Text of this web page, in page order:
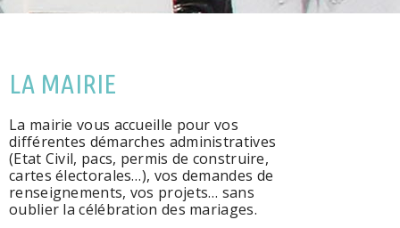
LA MAIRIE
La mairie vous accueille pour vos
différentes démarches administratives
(Etat Civil, pacs, permis de construire,
cartes électorales…), vos demandes de
renseignements, vos projets… sans
oublier la célébration des mariages.